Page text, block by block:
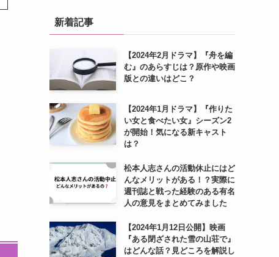
新着記事
【2024年2月ドラマ】『舟を編
む』のあらすじは？原作や映画
版との違いはどこ？
【2024年1月ドラマ】『作りた
い女と食べたい女』シーズン2
が開始！気になる新キャスト
は？
松本人志さんの活動休止にはど
んなメリットがある！？実際に
週刊誌と戦った経験のある有名
人の意見をまとめてみました
【2024年1月12日公開】映画
『ある閉ざされた雪の山荘で』
はどんな話？見どころを解説し